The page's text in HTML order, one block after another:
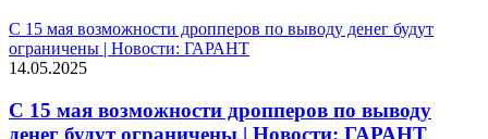
С 15 мая возможности дропперов по выводу денег будут
ограничены | Новости: ГАРАНТ
14.05.2025
С 15 мая возможности дропперов по выводу
денег будут ограничены | Новости: ГАРАНТ